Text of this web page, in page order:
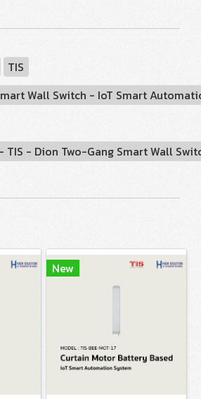
TIS
Wall Switch - IoT Smart
TIS - Dion Two-Gang Smart Wall
New